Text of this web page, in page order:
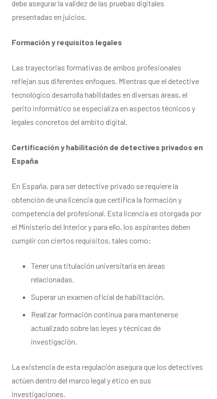
debe asegurar la validez de las pruebas digitales
presentadas en juicios.
Formación y requisitos legales
Las trayectorias formativas de ambos profesionales
reflejan sus diferentes enfoques. Mientras que el detective
tecnológico desarrolla habilidades en diversas áreas, el
perito informático se especializa en aspectos técnicos y
legales concretos del ámbito digital.
Certificación y habilitación de detectives privados en
España
En España, para ser detective privado se requiere la
obtención de una licencia que certifica la formación y
competencia del profesional. Esta licencia es otorgada por
el Ministerio del Interior y para ello, los aspirantes deben
cumplir con ciertos requisitos, tales como:
Tener una titulación universitaria en áreas
relacionadas.
Superar un examen oficial de habilitación.
Realizar formación continua para mantenerse
actualizado sobre las leyes y técnicas de
investigación.
La existencia de esta regulación asegura que los detectives
actúen dentro del marco legal y ético en sus
investigaciones.